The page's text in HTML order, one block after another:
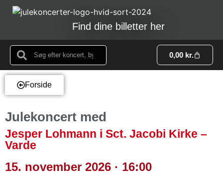
Find dine billetter her
0,00 kr.
Forside
Julekoncert med
Jesper Lohmann i Sct. Jacobi Kirke –
Varde
15. november 2026 · 16:00